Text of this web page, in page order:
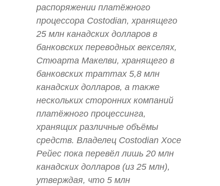
распоряжении платёжного
процессора Costodian, хранящего
25 млн канадских долларов в
банковских переводных векселях,
Стюарта Макелви, хранящего в
банковских траттах 5,8 млн
канадских долларов, а также
нескольких сторонних компаний
платёжного процессинга,
хранящих различные объёмы
средств. Владелец Costodian Хосе
Рейес пока перевёл лишь 20 млн
канадских долларов (из 25 млн),
утверждая, что 5 млн